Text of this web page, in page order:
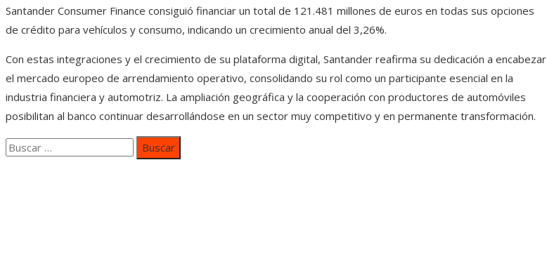
Santander Consumer Finance consiguió financiar un total de 121.481 millones de euros en todas sus opciones
de crédito para vehículos y consumo, indicando un crecimiento anual del 3,26%.
Con estas integraciones y el crecimiento de su plataforma digital, Santander reafirma su dedicación a encabezar
el mercado europeo de arrendamiento operativo, consolidando su rol como un participante esencial en la
industria financiera y automotriz. La ampliación geográfica y la cooperación con productores de automóviles
posibilitan al banco continuar desarrollándose en un sector muy competitivo y en permanente transformación.
Buscar: